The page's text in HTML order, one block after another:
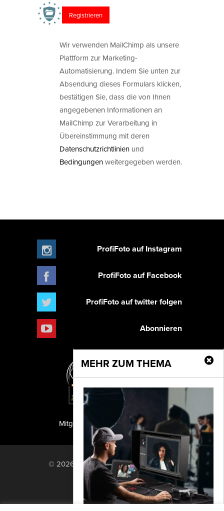
Wir verwenden MailChimp als unsere
Plattform zur Marketing-
Automatisierung. Indem Sie unten zur
Absendung dieses Formulars klicken,
bestätigen Sie, dass die von Ihnen
angegebenen Informationen an
MailChimp zur Verarbeitung in
Übereinstimmung mit deren
Datenschutzrichtlinien und
Bedingungenweitergegeben werden.
MEHR ZUM THEMA
ProfiFoto auf Instagram
ProfiFoto auf Facebook
ProfiFoto auf twitter folgen
Abonnieren
PF Publishing GmbH
Mitglied der TIPA
© 2026 PF Publishing GmbH. All rights
reserved.
Nach oben